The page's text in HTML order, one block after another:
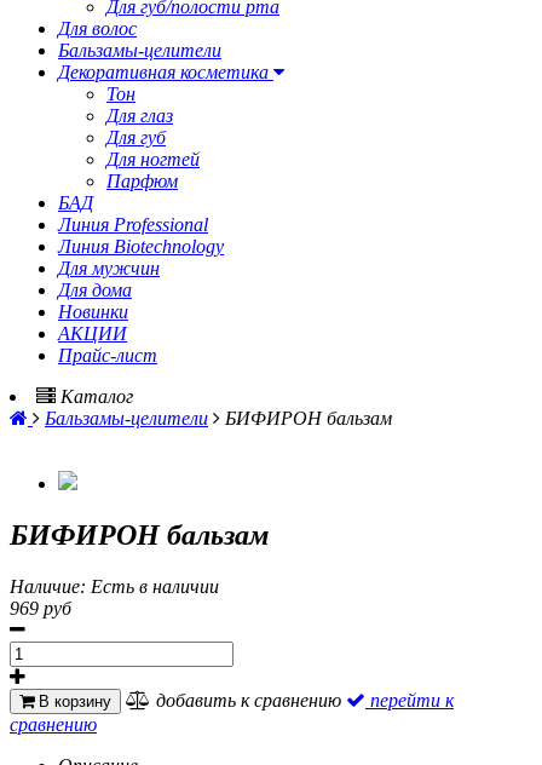
Для губ/полости рта
Для волос
Бальзамы-целители
Декоративная косметика
Тон
Для глаз
Для губ
Для ногтей
Парфюм
БАД
Линия Professional
Линия Biotechnology
Для мужчин
Для дома
Новинки
АКЦИИ
Прайс-лист
Каталог
Бальзамы-целители
БИФИРОН бальзам
БИФИРОН бальзам
Наличие: Есть в наличии
969 руб
В корзину добавить к сравнению
перейти к
сравнению